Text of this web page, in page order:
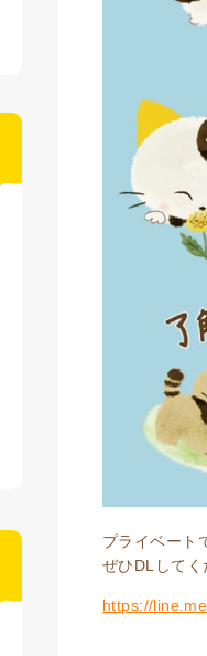
プライベート
ぜひDLしてく
https://